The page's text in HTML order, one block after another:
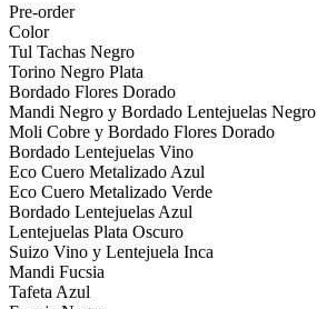
Pre-order
Color
Tul Tachas Negro
Torino Negro Plata
Bordado Flores Dorado
Mandi Negro y Bordado Lentejuelas Negro
Moli Cobre y Bordado Flores Dorado
Bordado Lentejuelas Vino
Eco Cuero Metalizado Azul
Eco Cuero Metalizado Verde
Bordado Lentejuelas Azul
Lentejuelas Plata Oscuro
Suizo Vino y Lentejuela Inca
Mandi Fucsia
Tafeta Azul